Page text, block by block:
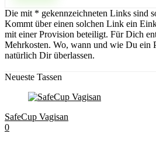
Die mit * gekennzeichneten Links sind
Kommt über einen solchen Link ein
mit einer Provision beteiligt. Für Dich
Mehrkosten. Wo, wann und wie Du ein
natürlich Dir überlassen.
Neueste Tassen
SafeCup Vagisan
0